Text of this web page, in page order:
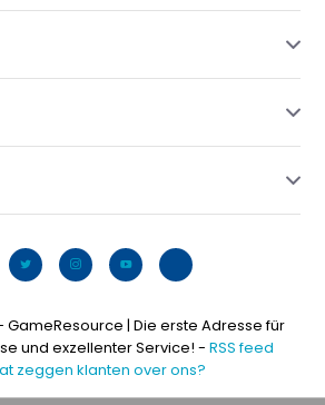
| Die erste Adresse für
und exzellenter Service! - RSS feed
zeggen klanten over ons?